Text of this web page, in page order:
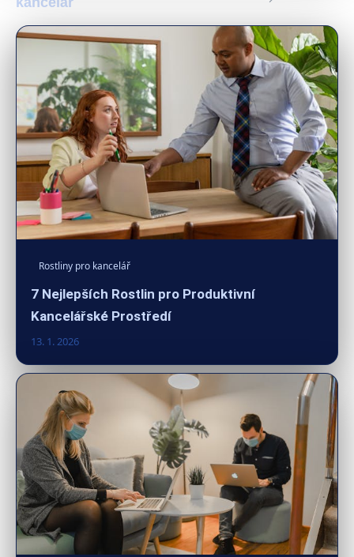
Rostliny pro kancelář
7 Nejlepších Rostlin pro Produktivní
Kancelářské Prostředí
13. 1. 2026